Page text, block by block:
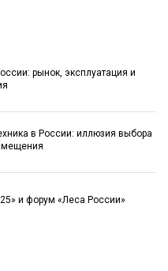
рынок, эксплуатация и
в России: иллюзия выбора
и форум «Леса России»